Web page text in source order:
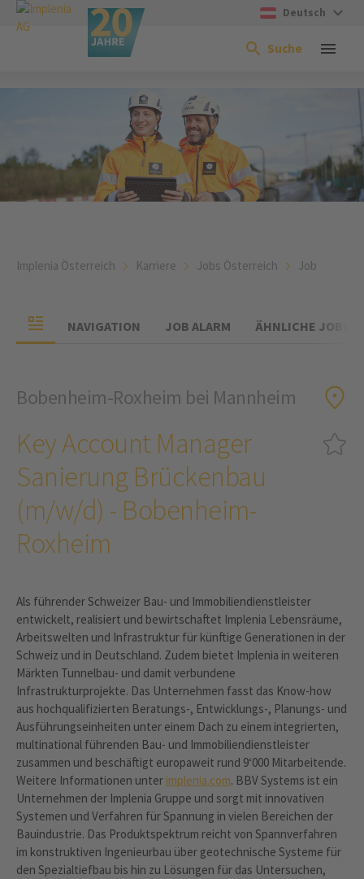
Deutsch
Suche
Implenia Österreich Karriere Jobs Österreich Job
NAVIGATION JOB ALARM ÄHNLICHE JOBS
Bobenheim-Roxheim bei Mannheim
Key Account Manager
Sanierung Brückenbau
(m/w/d) - Bobenheim-
Roxheim
Als führender Schweizer Bau- und Immobiliendienstleister
entwickelt, realisiert und bewirtschaftet Implenia Lebensräume,
Arbeitswelten und Infrastruktur für künftige Generationen in der
Schweiz und in Deutschland. Zudem bietet Implenia in weiteren
Märkten Tunnelbau- und damit verbundene
Infrastrukturprojekte. Das Unternehmen fasst das Know-how
aus hochqualifizierten Beratungs-, Entwicklungs-, Planungs- und
Ausführungseinheiten unter einem Dach zu einem integrierten,
multinational führenden Bau- und Immobiliendienstleister
zusammen und beschäftigt europaweit rund 9‘000 Mitarbeitende.
Weitere Informationen unter implenia.com. BBV Systems ist ein
Unternehmen der Implenia Gruppe und sorgt mit innovativen
Systemen und Verfahren für Spannung in vielen Bereichen der
Bauindustrie. Das Produktspektrum reicht von Spannverfahren
im konstruktiven Ingenieurbau über geotechnische Systeme für
den Spezialtiefbau bis hin zu Lösungen für das Untersuchen,